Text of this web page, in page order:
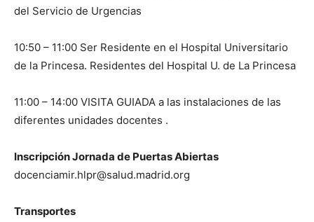
del Servicio de Urgencias
10:50 – 11:00 Ser Residente en el Hospital Universitario
de la Princesa. Residentes del Hospital U. de La Princesa
11:00 – 14:00 VISITA GUIADA a las instalaciones de las
diferentes unidades docentes .
Inscripción Jornada de Puertas Abiertas
docenciamir.hlpr@salud.madrid.org
Transportes